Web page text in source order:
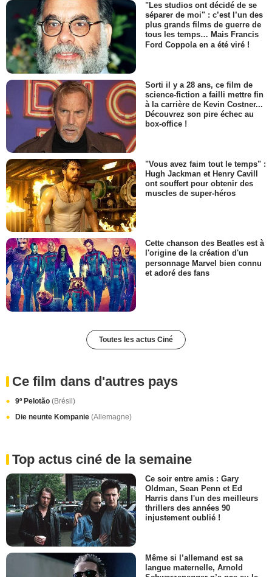
"Les studios ont décidé de se
séparer de moi" : c’est l’un des
plus grands films de guerre de
tous les temps… Mais Francis
Ford Coppola en a été viré !
Sorti il y a 28 ans, ce film de
science-fiction a failli mettre fin
à la carrière de Kevin Costner...
Découvrez son pire échec au
box-office !
"Vous avez faim tout le temps" :
Hugh Jackman et Henry Cavill
ont souffert pour obtenir des
muscles de super-héros
Cette chanson des Beatles est à
l'origine de la création d'un
personnage Marvel bien connu
et adoré des fans
Toutes les actus Ciné
Ce film dans d'autres pays
9º Pelotão (Brésil)
Die neunte Kompanie (Allemagne)
Top actus ciné de la semaine
Ce soir entre amis : Gary
Oldman, Sean Penn et Ed
Harris dans l'un des meilleurs
thrillers des années 90
injustement oublié !
Même si l’allemand est sa
langue maternelle, Arnold